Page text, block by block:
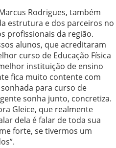
Rodrigues, também
estrutura e dos parceiros no
profissionais da região.
alunos, que acreditaram
curso de Educação Física
instituição de ensino
fica muito contente com
para curso de
sonha junto, concretiza.
Gleice, que realmente
dela é falar de toda sua
forte, se tivermos um